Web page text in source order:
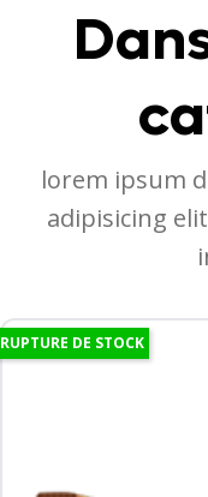
lorem ipsum
adipisicing
RUPTURE DE STOCK